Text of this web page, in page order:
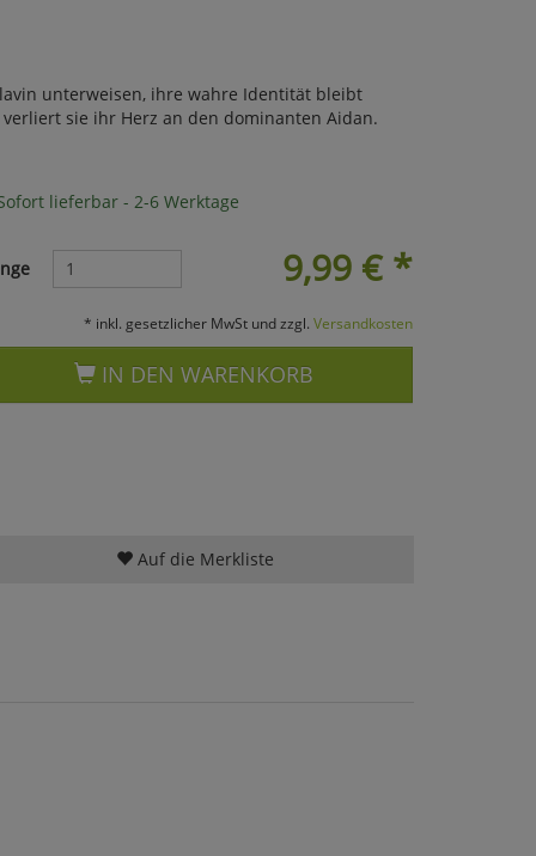
unterweisen, ihre wahre Identität bleibt
sie ihr Herz an den dominanten Aidan.
lieferbar - 2-6 Werktage
9,99 €*
* inkl. gesetzlicher MwSt und zzgl. Versandkosten
IN DEN WARENKORB
Auf die Merkliste